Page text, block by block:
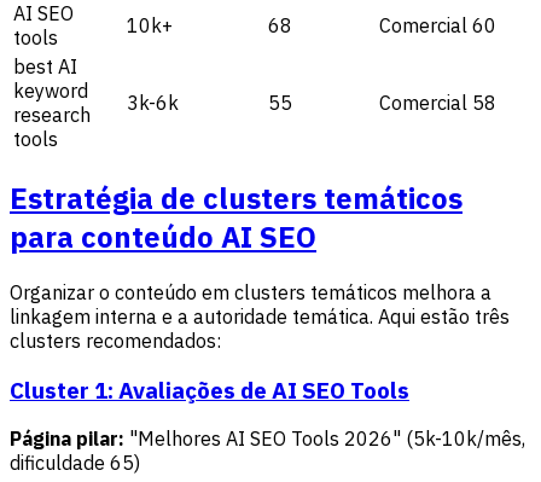
AI SEO
tools
10k+ 68 Comercial 60
best AI
keyword
research
tools
3k-6k 55 Comercial 58
Estratégia de clusters temáticos
para conteúdo AI SEO
Organizar o conteúdo em clusters temáticos melhora a
linkagem interna e a autoridade temática. Aqui estão três
clusters recomendados:
Cluster 1: Avaliações de AI SEO Tools
Página pilar: "Melhores AI SEO Tools 2026" (5k-10k/mês,
dificuldade 65)